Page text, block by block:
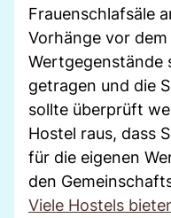
Frauenschlafsäle
Vorhänge vor
Wertgegenstände
getragen und die
sollte überprüft
Hostel raus, dass
für die eigenen
den
Viele Hostels